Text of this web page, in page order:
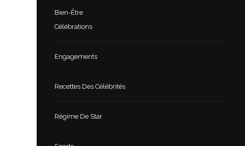
Bien-Être
Célébrations
Engagements
Recettes Des Célébrités
Régime De Star